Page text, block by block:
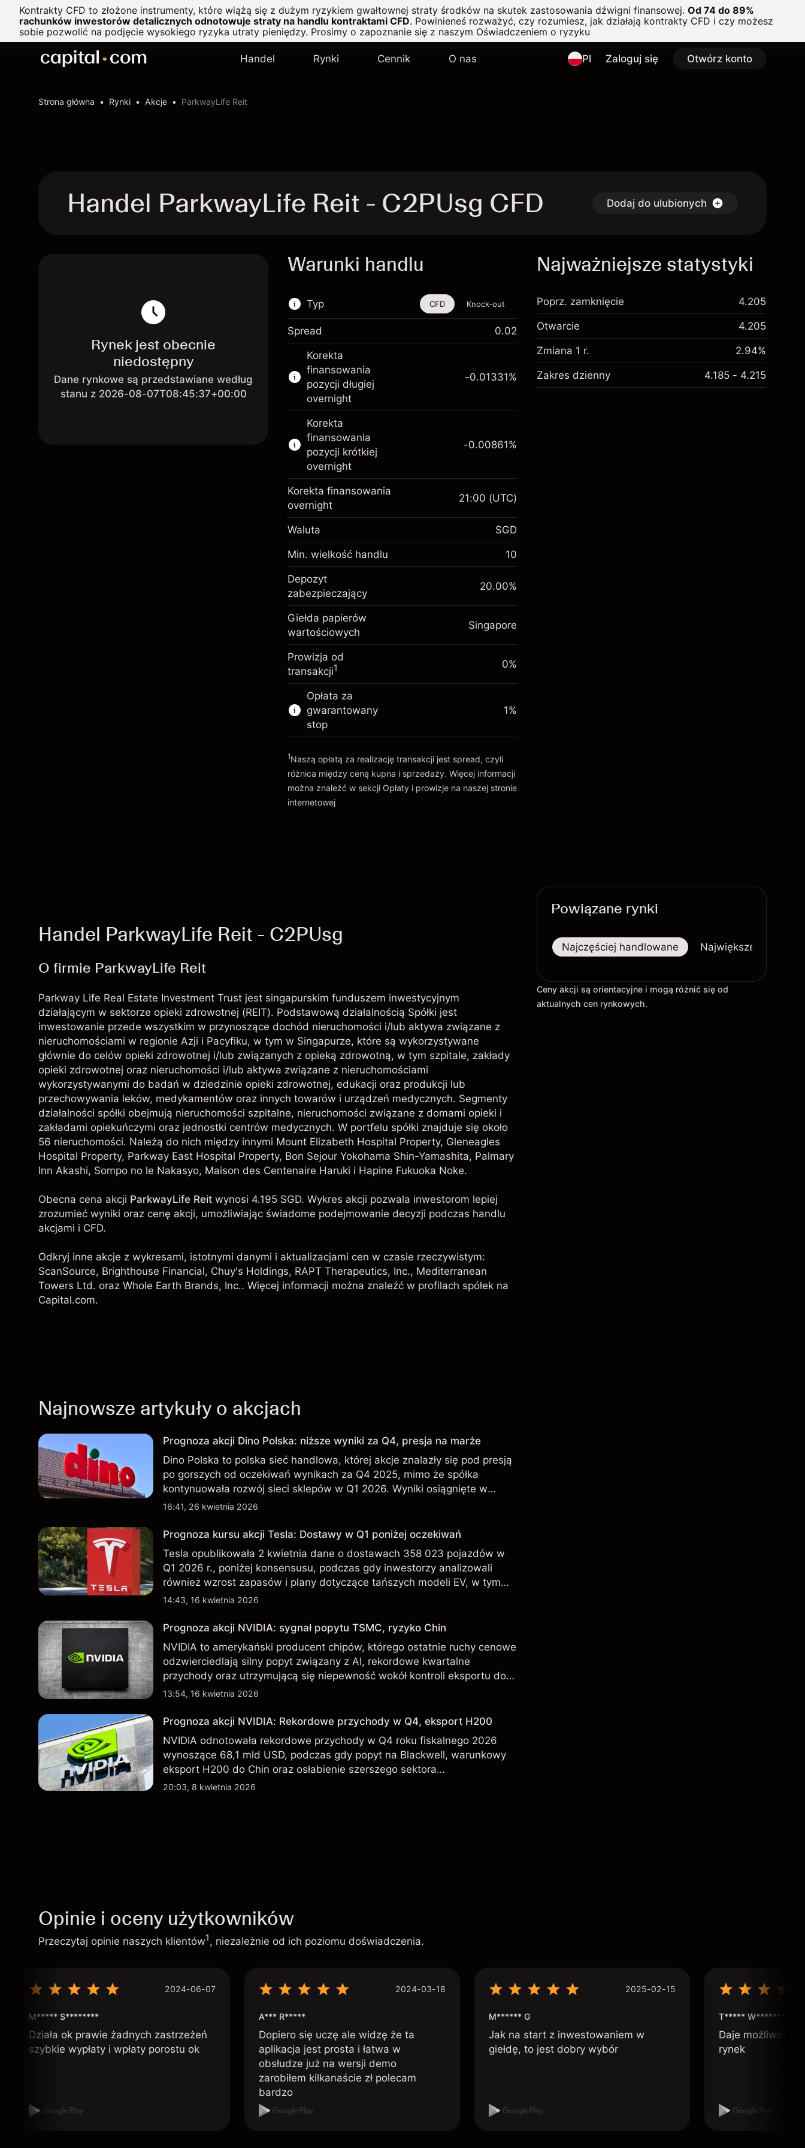
Kontrakty CFD to złożone instrumenty, które wiążą się z dużym ryzykiem gwałtownej straty środków na skutek zastosowania dźwigni finansowej. Od 74 do 89%
rachunków inwestorów detalicznych odnotowuje straty na handlu kontraktami CFD. Powinieneś rozważyć, czy rozumiesz, jak działają kontrakty CFD i czy możesz
sobie pozwolić na podjęcie wysokiego ryzyka utraty pieniędzy. Prosimy o zapoznanie się z naszym Oświadczeniem o ryzyku
Handel Rynki Cennik O nas Pl Zaloguj się Otwórz konto
Strona główna Rynki Akcje ParkwayLife Reit
Handel ParkwayLife Reit - C2PUsg CFD Dodaj do ulubionych
Rynek jest obecnie
niedostępny
Dane rynkowe są przedstawiane według
stanu z 2026-08-07T08:45:37+00:00
Warunki handlu
Typ
Ten instrument finansowy jest dostępny do
handlu poprzez CFD i opcje knock-out
Więcej informacji:
Kontrakty CFD
Opcje knock-out
CFD Knock-out
Spread 0.02
Korekta
finansowania
pozycji długiej
overnight
Depozyt
zabezpieczający. Twoja
inwestycja
SGD 1,000.00
Opłata overnight za
utrzymanie pozycji
Opłaty od pełnej wartości
pozycji
-0.013311
Rozmiar transakcji z dźwignią ~
Środki z dźwigni ~
Idź do platformy
-0.01331%
Korekta
finansowania
pozycji krótkiej
overnight
Depozyt
zabezpieczający. Twoja
inwestycja
SGD 1,000.00
Opłata overnight za
utrzymanie pozycji
Opłaty od pełnej wartości
pozycji
-0.008607
(-SGD 0.43)
Rozmiar transakcji z dźwignią ~
Środki z dźwigni ~
Idź do platformy
-0.00861%
Korekta finansowania
overnight
21:00 (UTC)
Waluta SGD
Min. wielkość handlu 10
Depozyt
zabezpieczający
20.00%
Giełda papierów
wartościowych
Singapore
Prowizja od
transakcji1 0%
Opłata za
gwarantowany
stop
Opłaty i Prowizje
1%
1Naszą opłatą za realizację transakcji jest spread, czyli
różnica między ceną kupna i sprzedaży. Więcej informacji
można znaleźć w sekcji Opłaty i prowizje na naszej stronie
internetowej
Najważniejsze statystyki
Poprz. zamknięcie 4.205
Otwarcie 4.205
Zmiana 1 r. 2.94%
Zakres dzienny 4.185 - 4.215
Handel ParkwayLife Reit - C2PUsg
O firmie ParkwayLife Reit
Parkway Life Real Estate Investment Trust jest singapurskim funduszem inwestycyjnym
działającym w sektorze opieki zdrowotnej (REIT). Podstawową działalnością Spółki jest
inwestowanie przede wszystkim w przynoszące dochód nieruchomości i/lub aktywa związane z
nieruchomościami w regionie Azji i Pacyfiku, w tym w Singapurze, które są wykorzystywane
głównie do celów opieki zdrowotnej i/lub związanych z opieką zdrowotną, w tym szpitale, zakłady
opieki zdrowotnej oraz nieruchomości i/lub aktywa związane z nieruchomościami
wykorzystywanymi do badań w dziedzinie opieki zdrowotnej, edukacji oraz produkcji lub
przechowywania leków, medykamentów oraz innych towarów i urządzeń medycznych. Segmenty
działalności spółki obejmują nieruchomości szpitalne, nieruchomości związane z domami opieki i
zakładami opiekuńczymi oraz jednostki centrów medycznych. W portfelu spółki znajduje się około
56 nieruchomości. Należą do nich między innymi Mount Elizabeth Hospital Property, Gleneagles
Hospital Property, Parkway East Hospital Property, Bon Sejour Yokohama Shin-Yamashita, Palmary
Inn Akashi, Sompo no le Nakasyo, Maison des Centenaire Haruki i Hapine Fukuoka Noke.
Obecna cena akcji ParkwayLife Reit wynosi 4.195 SGD. Wykres akcji pozwala inwestorom lepiej
zrozumieć wyniki oraz cenę akcji, umożliwiając świadome podejmowanie decyzji podczas handlu
akcjami i CFD.
Odkryj inne akcje z wykresami, istotnymi danymi i aktualizacjami cen w czasie rzeczywistym:
ScanSource, Brighthouse Financial, Chuy's Holdings, RAPT Therapeutics, Inc., Mediterranean
Towers Ltd. oraz Whole Earth Brands, Inc.. Więcej informacji można znaleźć w profilach spółek na
Capital.com.
Najnowsze artykuły o akcjach
Prognoza akcji Dino Polska: niższe wyniki za Q4, presja na marże
Dino Polska to polska sieć handlowa, której akcje znalazły się pod presją
po gorszych od oczekiwań wynikach za Q4 2025, mimo że spółka
kontynuowała rozwój sieci sklepów w Q1 2026. Wyniki osiągnięte w
przeszłości nie są wiarygodnym wskaźnikiem przyszłych rezultatów.
16:41, 26 kwietnia 2026
Prognoza kursu akcji Tesla: Dostawy w Q1 poniżej oczekiwań
Tesla opublikowała 2 kwietnia dane o dostawach 358 023 pojazdów w
Q1 2026 r., poniżej konsensusu, podczas gdy inwestorzy analizowali
również wzrost zapasów i plany dotyczące tańszych modeli EV, w tym
nowego SUV-a. Wyniki osiągnięte w przeszłości nie są wiarygodnym
14:43, 16 kwietnia 2026
Prognoza akcji NVIDIA: sygnał popytu TSMC, ryzyko Chin
NVIDIA to amerykański producent chipów, którego ostatnie ruchy cenowe
odzwierciedlają silny popyt związany z AI, rekordowe kwartalne
przychody oraz utrzymującą się niepewność wokół kontroli eksportu do
Chin. Poznaj cele NVDA od zewnętrznych analityków.
13:54, 16 kwietnia 2026
Prognoza akcji NVIDIA: Rekordowe przychody w Q4, eksport H200
NVIDIA odnotowała rekordowe przychody w Q4 roku fiskalnego 2026
wynoszące 68,1 mld USD, podczas gdy popyt na Blackwell, warunkowy
eksport H200 do Chin oraz osłabienie szerszego sektora
technologicznego nadal kształtują perspektywy akcji.
20:03, 8 kwietnia 2026
Powiązane rynki
Najczęściej handlowane Największe wzrosty
Ceny akcji są orientacyjne i mogą różnić się od
aktualnych cen rynkowych.
Opinie i oceny użytkowników
Przeczytaj opinie naszych klientów1, niezależnie od ich poziomu doświadczenia.
2024-06-07
M***** S********
Działa ok prawie żadnych zastrzeżeń
szybkie wypłaty i wpłaty porostu ok
2024-03-18
A*** R*****
Dopiero się uczę ale widzę że ta
aplikacja jest prosta i łatwa w
obsłudze już na wersji demo
zarobiłem kilkanaście zł polecam
bardzo
2025-02-15
M****** G
Jak na start z inwestowaniem w
giełdę, to jest dobry wybór
T*****
Daje możliwość
rynek